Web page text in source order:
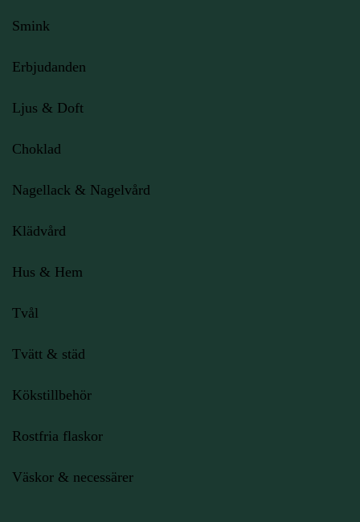
Smink
Erbjudanden
Ljus & Doft
Choklad
Nagellack & Nagelvård
Klädvård
Hus & Hem
Tvål
Tvätt & städ
Kökstillbehör
Rostfria flaskor
Väskor & necessärer